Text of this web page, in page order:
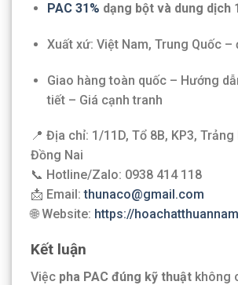
PAC 31% dạng bột và dung dịch
Xuất xứ: Việt Nam, Trung Quốc –
Giao hàng toàn quốc – Hướng
tiết – Giá cạnh tranh
📍 Địa chỉ: 1/11D, Tổ 8B, KP3, Trảng
Đồng Nai
📞 Hotline/Zalo: 0938 414 118
📩 Email:thunaco@gmail.com
🌐 Website: https://
Kết luận
Việc pha PAC đúng kỹ thuật không